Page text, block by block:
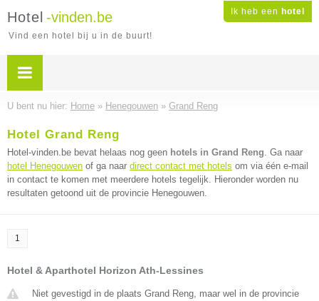
Ik heb een hotel
Hotel -vinden.be
Vind een hotel bij u in de buurt!
U bent nu hier: Home » Henegouwen » Grand Reng
Hotel Grand Reng
Hotel-vinden.be bevat helaas nog geen hotels in Grand Reng. Ga naar
hotel Henegouwen of ga naar direct contact met hotels om via één e-mail
in contact te komen met meerdere hotels tegelijk. Hieronder worden nu
resultaten getoond uit de provincie Henegouwen.
1
Hotel & Aparthotel Horizon Ath-Lessines
Niet gevestigd in de plaats Grand Reng, maar wel in de provincie